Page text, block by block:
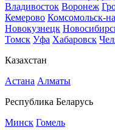
Владивосток Воронеж
Кемерово Комсомольск-
Новокузнецк
Томск Уфа Хабаровск
Казахстан
Астана Алматы
Республика Беларусь
Минск Гомель